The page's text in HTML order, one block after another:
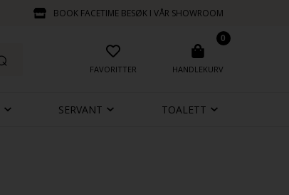
BOOK FACETIME BESØK I VÅR SHOWROOM
FAVORITTER
0
HANDLEKURV
SERVANT TOALETT